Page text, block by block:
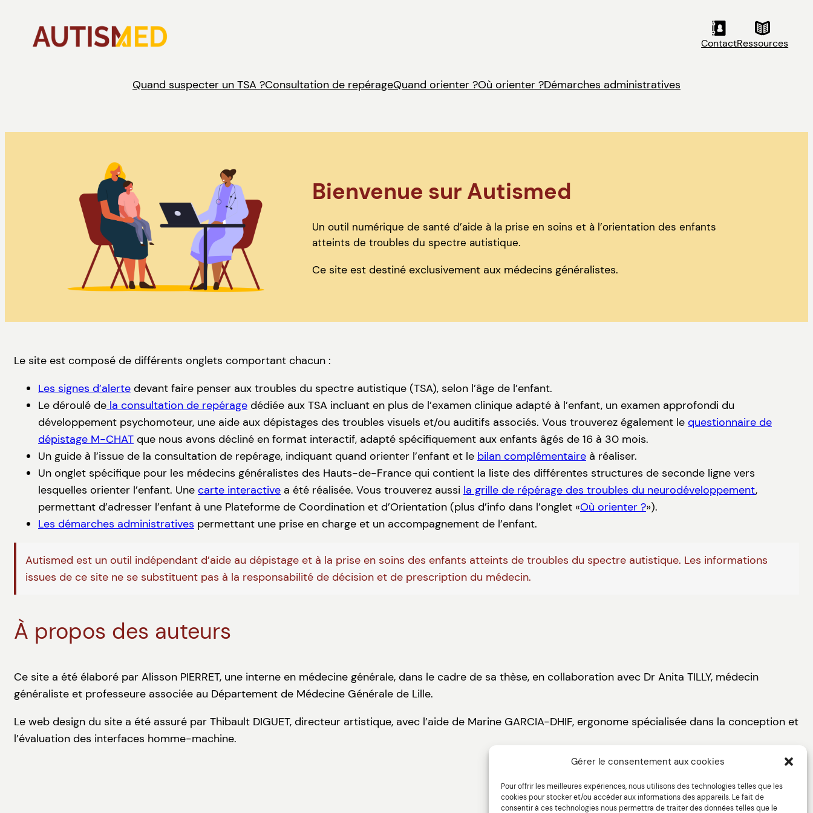
Gérer le consentement aux cookies
Pour offrir les meilleures expériences, nous utilisons des technologies telles que les
cookies pour stocker et/ou accéder aux informations des appareils. Le fait de
consentir à ces technologies nous permettra de traiter des données telles que le
contenu
ContactRessources
Quand suspecter un TSA ?Consultation de repérageQuand orienter ?Où orienter ?Démarches administratives
Bienvenue sur Autismed
Un outil numérique de santé d’aide à la prise en soins et à l’orientation des enfants
atteints de troubles du spectre autistique.
Ce site est destiné exclusivement aux médecins généralistes.
Le site est composé de différents onglets comportant chacun :
Les signes d’alerte devant faire penser aux troubles du spectre autistique (TSA), selon l’âge de l’enfant.
Le déroulé de la consultation de repérage dédiée aux TSA incluant en plus de l’examen clinique adapté à l’enfant, un examen approfondi du
développement psychomoteur, une aide aux dépistages des troubles visuels et/ou auditifs associés. Vous trouverez également le questionnaire de
dépistage M-CHAT que nous avons décliné en format interactif, adapté spécifiquement aux enfants âgés de 16 à 30 mois.
Un guide à l’issue de la consultation de repérage, indiquant quand orienter l’enfant et le bilan complémentaire à réaliser.
Un onglet spécifique pour les médecins généralistes des Hauts-de-France qui contient la liste des différentes structures de seconde ligne vers
lesquelles orienter l’enfant. Une carte interactive a été réalisée. Vous trouverez aussi la grille de répérage des troubles du neurodéveloppement,
permettant d’adresser l’enfant à une Plateforme de Coordination et d’Orientation (plus d’info dans l’onglet «Où orienter ?»).
Les démarches administratives permettant une prise en charge et un accompagnement de l’enfant.
Autismed est un outil indépendant d’aide au dépistage et à la prise en soins des enfants atteints de troubles du spectre autistique. Les informations
issues de ce site ne se substituent pas à la responsabilité de décision et de prescription du médecin.
À propos des auteurs
Ce site a été élaboré par Alisson PIERRET, une interne en médecine générale, dans le cadre de sa thèse, en collaboration avec Dr Anita TILLY, médecin
généraliste et professeure associée au Département de Médecine Générale de Lille.
Le web design du site a été assuré par Thibault DIGUET, directeur artistique, avec l’aide de Marine GARCIA-DHIF, ergonome spécialisée dans la conception et
l’évaluation des interfaces homme-machine.